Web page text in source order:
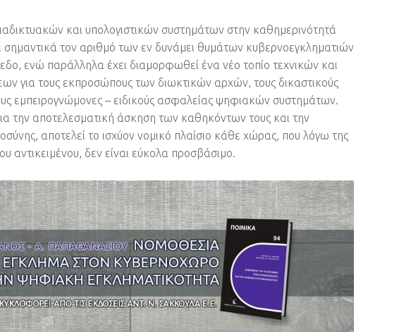
και υπολογιστικών συστημάτων στην καθημερινότητά
σημαντικά τον αριθμό των εν δυνάμει θυμάτων κυβερνοεγκληματιών
ενώ παράλληλα έχει διαμορφωθεί ένα νέο τοπίο τεχνικών και
για τους εκπροσώπους των διωκτικών αρχών, τους δικαστικούς
εμπειρογνώμονες – ειδικούς ασφαλείας ψηφιακών συστημάτων.
την αποτελεσματική άσκηση των καθηκόντων τους και την
αποτελεί το ισχύον νομικό πλαίσιο κάθε χώρας, που λόγω της
αντικειμένου, δεν είναι εύκολα προσβάσιμο.